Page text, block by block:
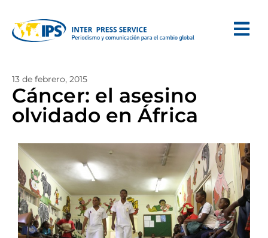
13 de febrero, 2015
Cáncer: el asesino
olvidado en África